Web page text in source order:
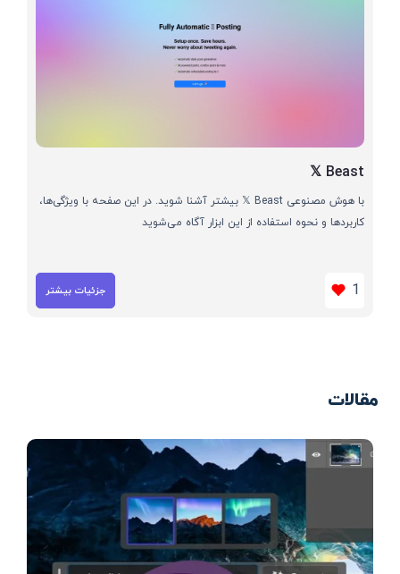
𝕏 Beast
با هوش مصنوعی 𝕏 Beast بیشتر آشنا شوید. در این صفحه با ویژگی‌ها،
کاربردها و نحوه استفاده از این ابزار آگاه می‌شوید
1 جزئیات بیشتر
مقالات